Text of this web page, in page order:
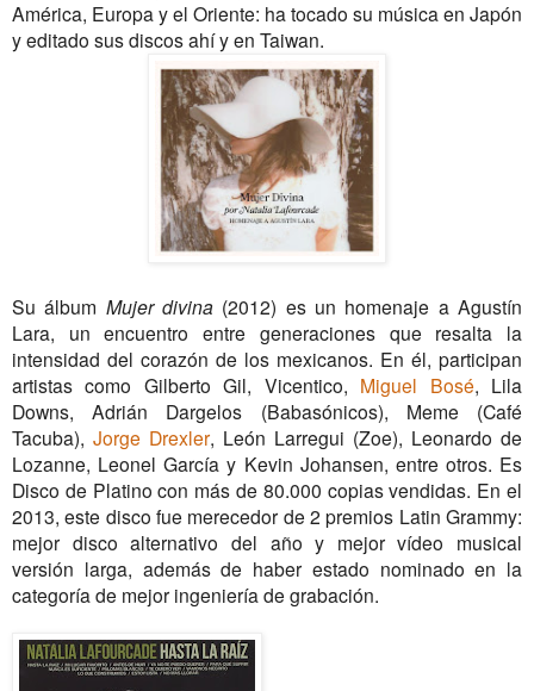
América, Europa y el Oriente: ha tocado su música en Japón
y editado sus discos ahí y en Taiwan.
Su álbum Mujer divina (2012) es un homenaje a Agustín
Lara, un encuentro entre generaciones que resalta la
intensidad del corazón de los mexicanos. En él, participan
artistas como Gilberto Gil, Vicentico, Miguel Bosé, Lila
Downs, Adrián Dargelos (Babasónicos), Meme (Café
Tacuba), Jorge Drexler, León Larregui (Zoe), Leonardo de
Lozanne, Leonel García y Kevin Johansen, entre otros. Es
Disco de Platino con más de 80.000 copias vendidas. En el
2013, este disco fue merecedor de 2 premios Latin Grammy:
mejor disco alternativo del año y mejor vídeo musical
versión larga, además de haber estado nominado en la
categoría de mejor ingeniería de grabación.